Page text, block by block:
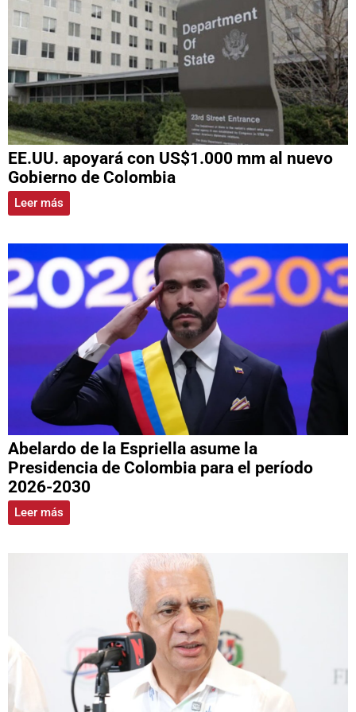
EE.UU. apoyará con US$1.000 mm al nuevo
Gobierno de Colombia
Leer más
Abelardo de la Espriella asume la
Presidencia de Colombia para el período
2026-2030
Leer más